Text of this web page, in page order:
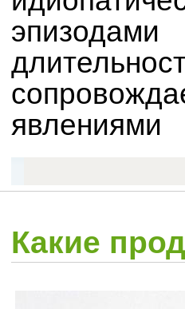
явлениями
Какие